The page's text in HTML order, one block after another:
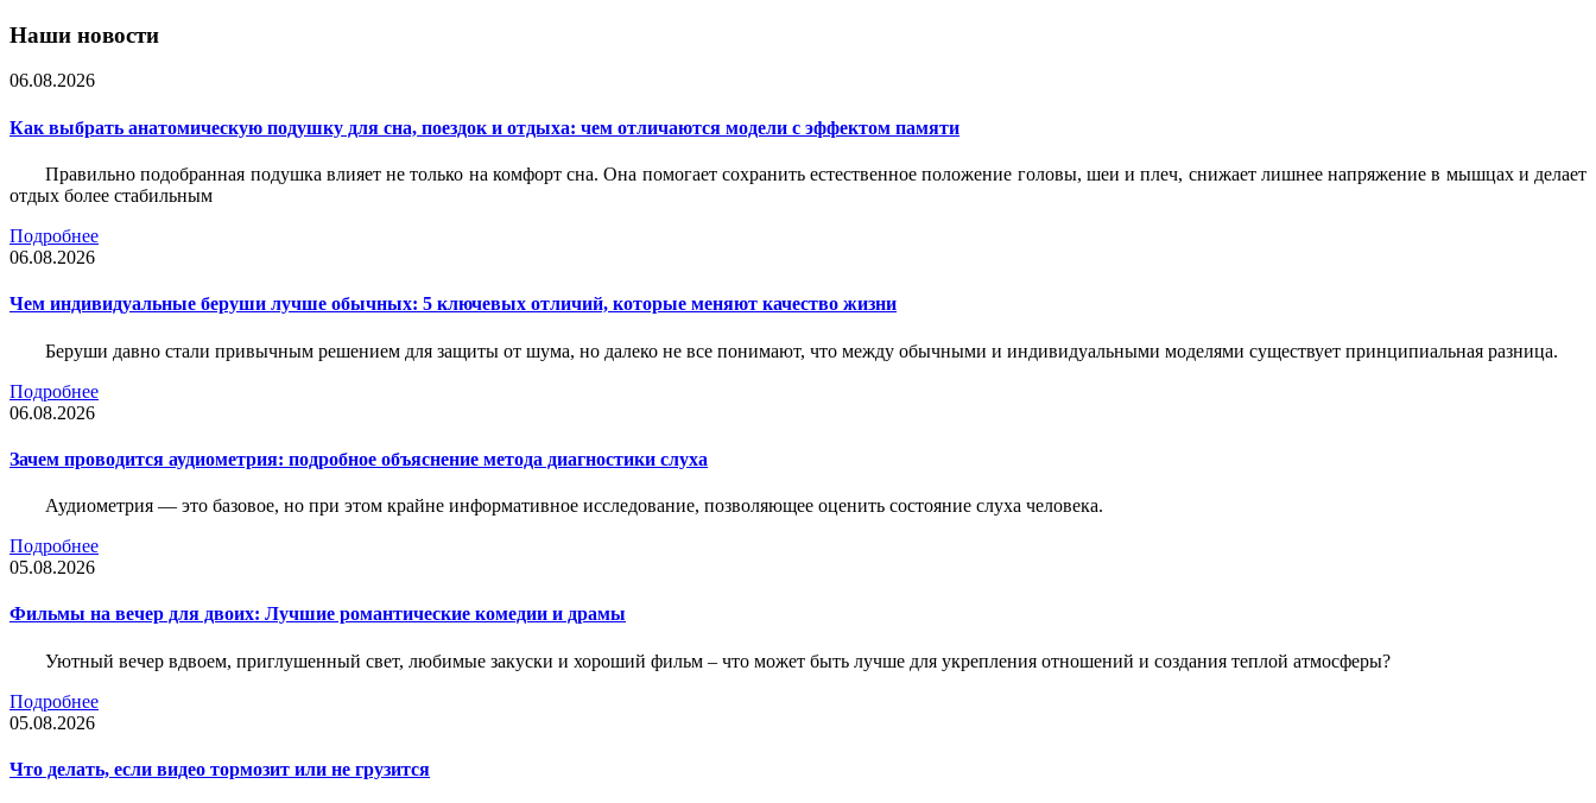
Наши новости
06.08.2026
Как выбрать анатомическую подушку для сна, поездок и отдыха: чем отличаются модели с эффектом памяти
Правильно подобранная подушка влияет не только на комфорт сна. Она помогает сохранить естественное положение головы, шеи и плеч, снижает лишнее напряжение в мышцах и делает
отдых более стабильным
Подробнее
06.08.2026
Чем индивидуальные беруши лучше обычных: 5 ключевых отличий, которые меняют качество жизни
Беруши давно стали привычным решением для защиты от шума, но далеко не все понимают, что между обычными и индивидуальными моделями существует принципиальная разница.
Подробнее
06.08.2026
Зачем проводится аудиометрия: подробное объяснение метода диагностики слуха
Аудиометрия — это базовое, но при этом крайне информативное исследование, позволяющее оценить состояние слуха человека.
Подробнее
05.08.2026
Фильмы на вечер для двоих: Лучшие романтические комедии и драмы
Уютный вечер вдвоем, приглушенный свет, любимые закуски и хороший фильм – что может быть лучше для укрепления отношений и создания теплой атмосферы?
Подробнее
05.08.2026
Что делать, если видео тормозит или не грузится